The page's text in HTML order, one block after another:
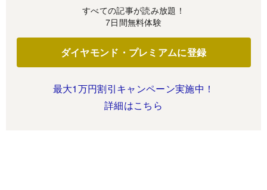
すべての記事が読み放題！
7日間無料体験
ダイヤモンド・プレミアムに登録
最大1万円割引キャンペーン実施中！
詳細はこちら